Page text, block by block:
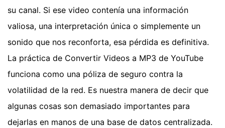
su canal. Si ese video contenía una información
valiosa, una interpretación única o simplemente un
sonido que nos reconforta, esa pérdida es definitiva.
La práctica de Convertir Videos a MP3 de YouTube
funciona como una póliza de seguro contra la
volatilidad de la red. Es nuestra manera de decir que
algunas cosas son demasiado importantes para
dejarlas en manos de una base de datos centralizada.